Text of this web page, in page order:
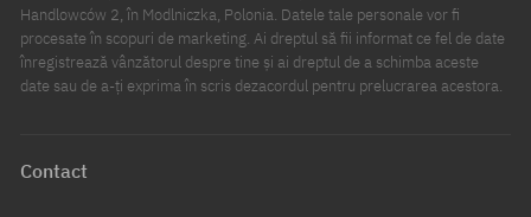
Handlowców 2, în Modlniczka, Polonia. Datele tale personale vor fi
procesate în scopuri de marketing. Ai dreptul să fii informat ce fel de date
înregistrează vânzătorul despre tine și ai dreptul de a schimba aceste
date sau de a-ți exprima în scris dezacordul pentru prelucrarea acestora.
Contact